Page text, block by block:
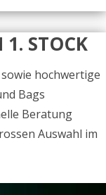
1. STOCK
hochwertige
Bags
Beratung
Auswahl im